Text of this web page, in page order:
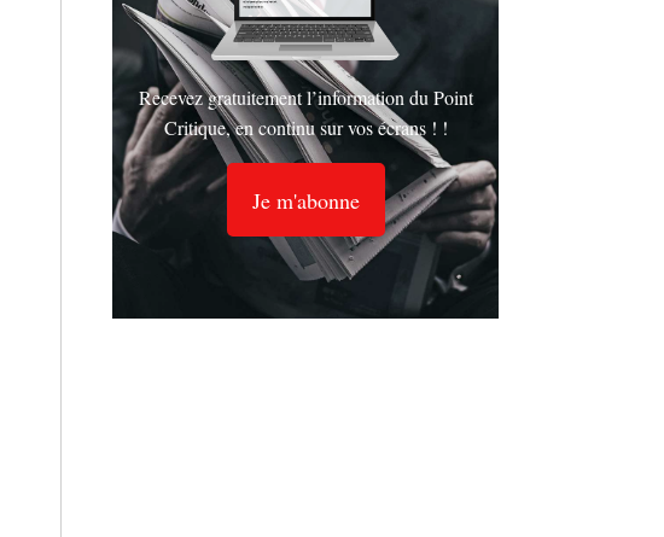
Recevez gratuitement l’information du Point
Critique, en continu sur vos écrans ! !
Je m'abonne